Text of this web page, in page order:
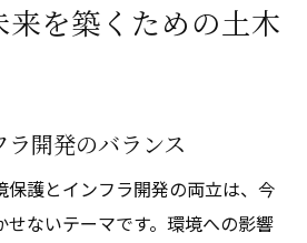
を築くための土木
開発のバランス
護とインフラ開発の両立は、今
せないテーマです。環境への影響